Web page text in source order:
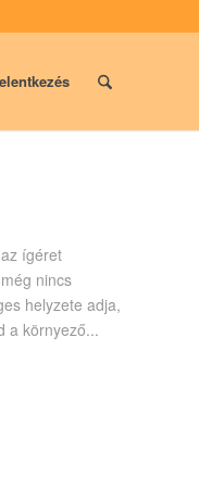
ígéret
nincs
helyzete adja,
a környező...